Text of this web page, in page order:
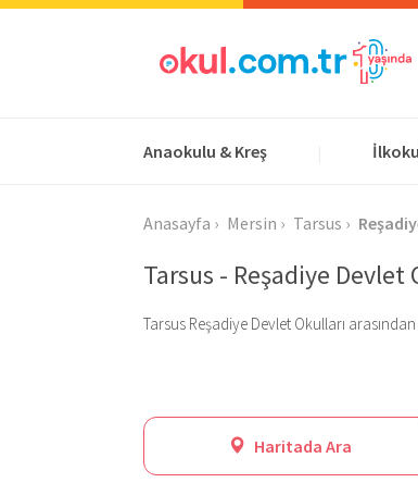
Anaokulu & Kreş
Anasayfa Mersin Tarsus
Tarsus - Reşadiye Devlet
Tarsus Reşadiye Devlet Okulları
Haritada Ara